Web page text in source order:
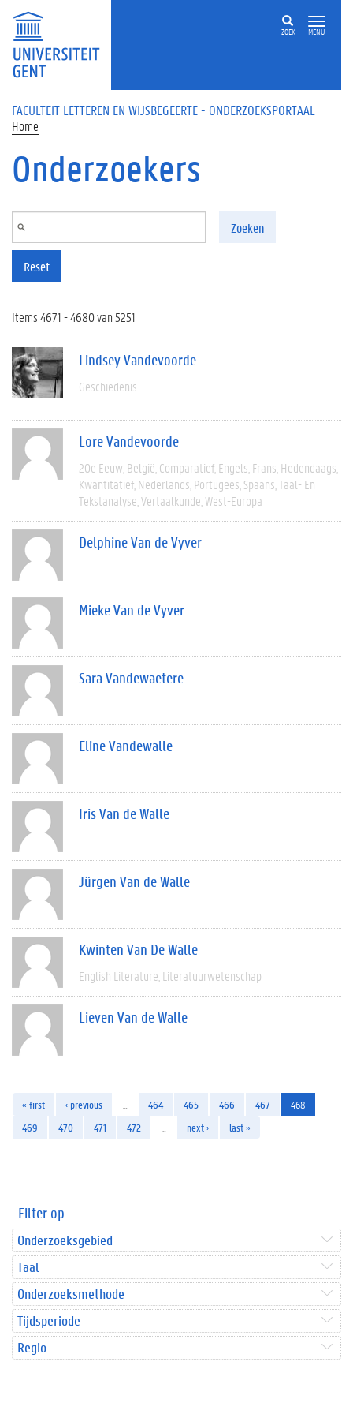
Overslaan en naar de inhoud gaan
ZOEK MENU
FACULTEIT LETTEREN EN WIJSBEGEERTE - ONDERZOEKSPORTAAL
Home
Onderzoekers
Zoeken
Reset
Items 4671 - 4680 van 5251
Lindsey Vandevoorde
Geschiedenis
Lore Vandevoorde
20e Eeuw België Comparatief Engels Frans Hedendaags
Kwantitatief Nederlands Portugees Spaans Taal- En
Tekstanalyse Vertaalkunde West-Europa
Delphine Van de Vyver
Mieke Van de Vyver
Sara Vandewaetere
Eline Vandewalle
Iris Van de Walle
Jürgen Van de Walle
Kwinten Van De Walle
English Literature Literatuurwetenschap
Lieven Van de Walle
« first ‹ previous 464 465 466 467
468
469
470 471 472 next › last »
Filter op
Onderzoeksgebied
Taal
Onderzoeksmethode
Tijdsperiode
Regio